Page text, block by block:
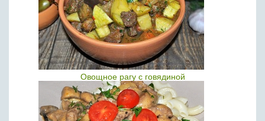
Овощное рагу с говядиной